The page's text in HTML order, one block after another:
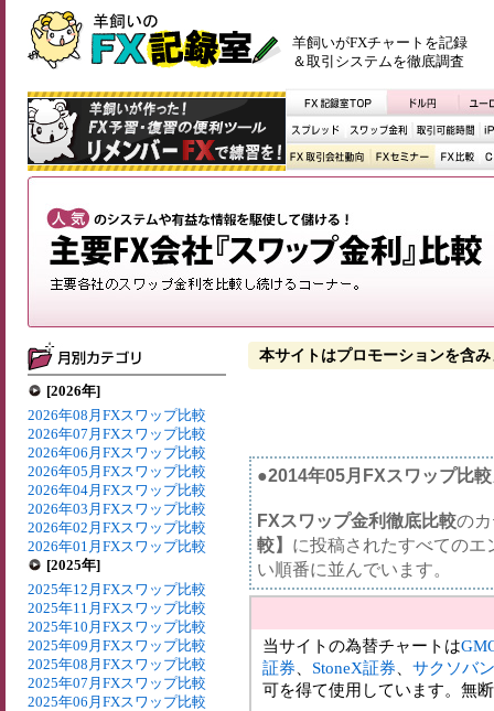
羊飼いがFXチャートを記録
＆取引システムを徹底調査
[2026年]
2026年08月FXスワップ比較
2026年07月FXスワップ比較
2026年06月FXスワップ比較
2026年05月FXスワップ比較
2026年04月FXスワップ比較
2026年03月FXスワップ比較
2026年02月FXスワップ比較
2026年01月FXスワップ比較
[2025年]
2025年12月FXスワップ比較
2025年11月FXスワップ比較
2025年10月FXスワップ比較
2025年09月FXスワップ比較
2025年08月FXスワップ比較
2025年07月FXスワップ比較
2025年06月FXスワップ比較
本サイトはプロモーションを含み
●2014年05月FXスワップ比
FXスワップ金利徹底比較の
較】 に投稿されたすべての
い順番に並んでいます。
当サイトの為替チャートは
証券
StoneX証券
サクソバ
可を得て使用しています。無